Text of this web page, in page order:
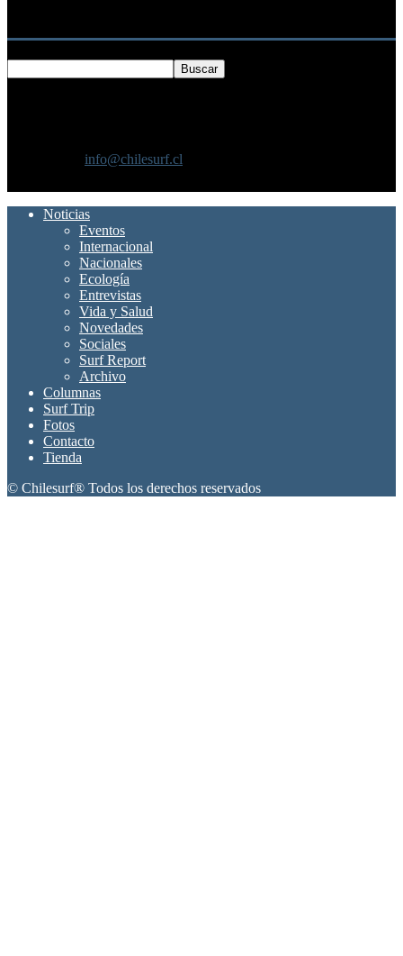
info@chilesurf.cl
Noticias
Eventos
Internacional
Nacionales
Ecología
Entrevistas
Vida y Salud
Novedades
Sociales
Surf Report
Archivo
Columnas
Surf Trip
Fotos
Contacto
Tienda
© Chilesurf® Todos los derechos reservados